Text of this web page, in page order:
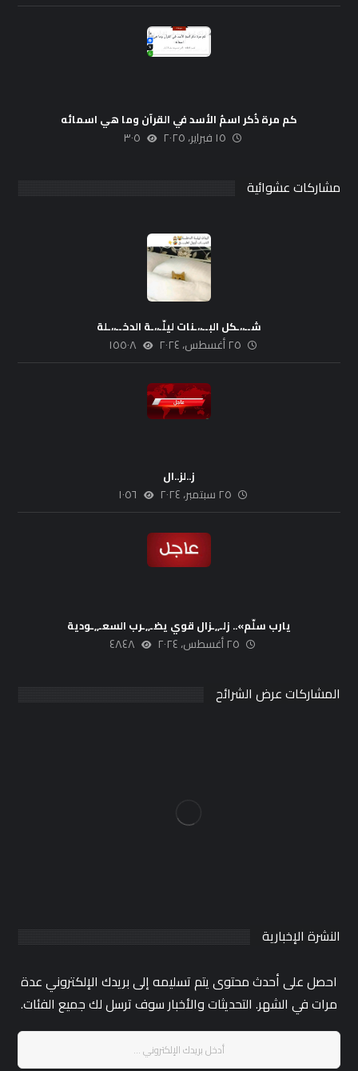
كم مرة ذُكر اسمُ الأسد في القرآن وما هي اسمائه
١٥ فبراير، ٢٠٢٥ ٣٠٥
مشاركات عشوائية
شــ،،ـكل البــ،،ـنات ليلّـ،،ـة الدخــ،،ـلة
٢٥ أغسطس، ٢٠٢٤ ١٥٥٠٨
ز..لز..ال
٢٥ سبتمبر، ٢٠٢٤ ١٠٥٦
يارب سلّم».. زلـ,,ـزال قوي يضـ,,ـرب السعـ,,ـودية
٢٥ أغسطس، ٢٠٢٤ ٤٨٤٨
المشاركات عرض الشرائح
النشرة الإخبارية
احصل على أحدث محتوى يتم تسليمه إلى بريدك الإلكتروني عدة
مرات في الشهر. التحديثات والأخبار سوف ترسل لك جميع الفئات.